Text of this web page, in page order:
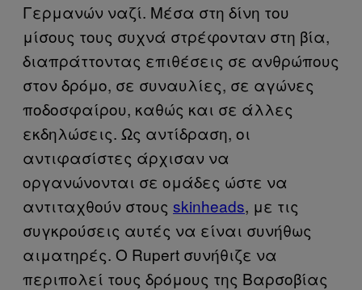
Γερμανών ναζί. Μέσα στη δίνη του
μίσους τους συχνά στρέφονταν στη βία,
διαπράττοντας επιθέσεις σε ανθρώπους
στον δρόμο, σε συναυλίες, σε αγώνες
ποδοσφαίρου, καθώς και σε άλλες
εκδηλώσεις. Ως αντίδραση, οι
αντιφασίστες άρχισαν να
οργανώνονται σε ομάδες ώστε να
αντιταχθούν στους skinheads, με τις
συγκρούσεις αυτές να είναι συνήθως
αιματηρές. Ο Rupert συνήθιζε να
περιπολεί τους δρόμους της Βαρσοβίας